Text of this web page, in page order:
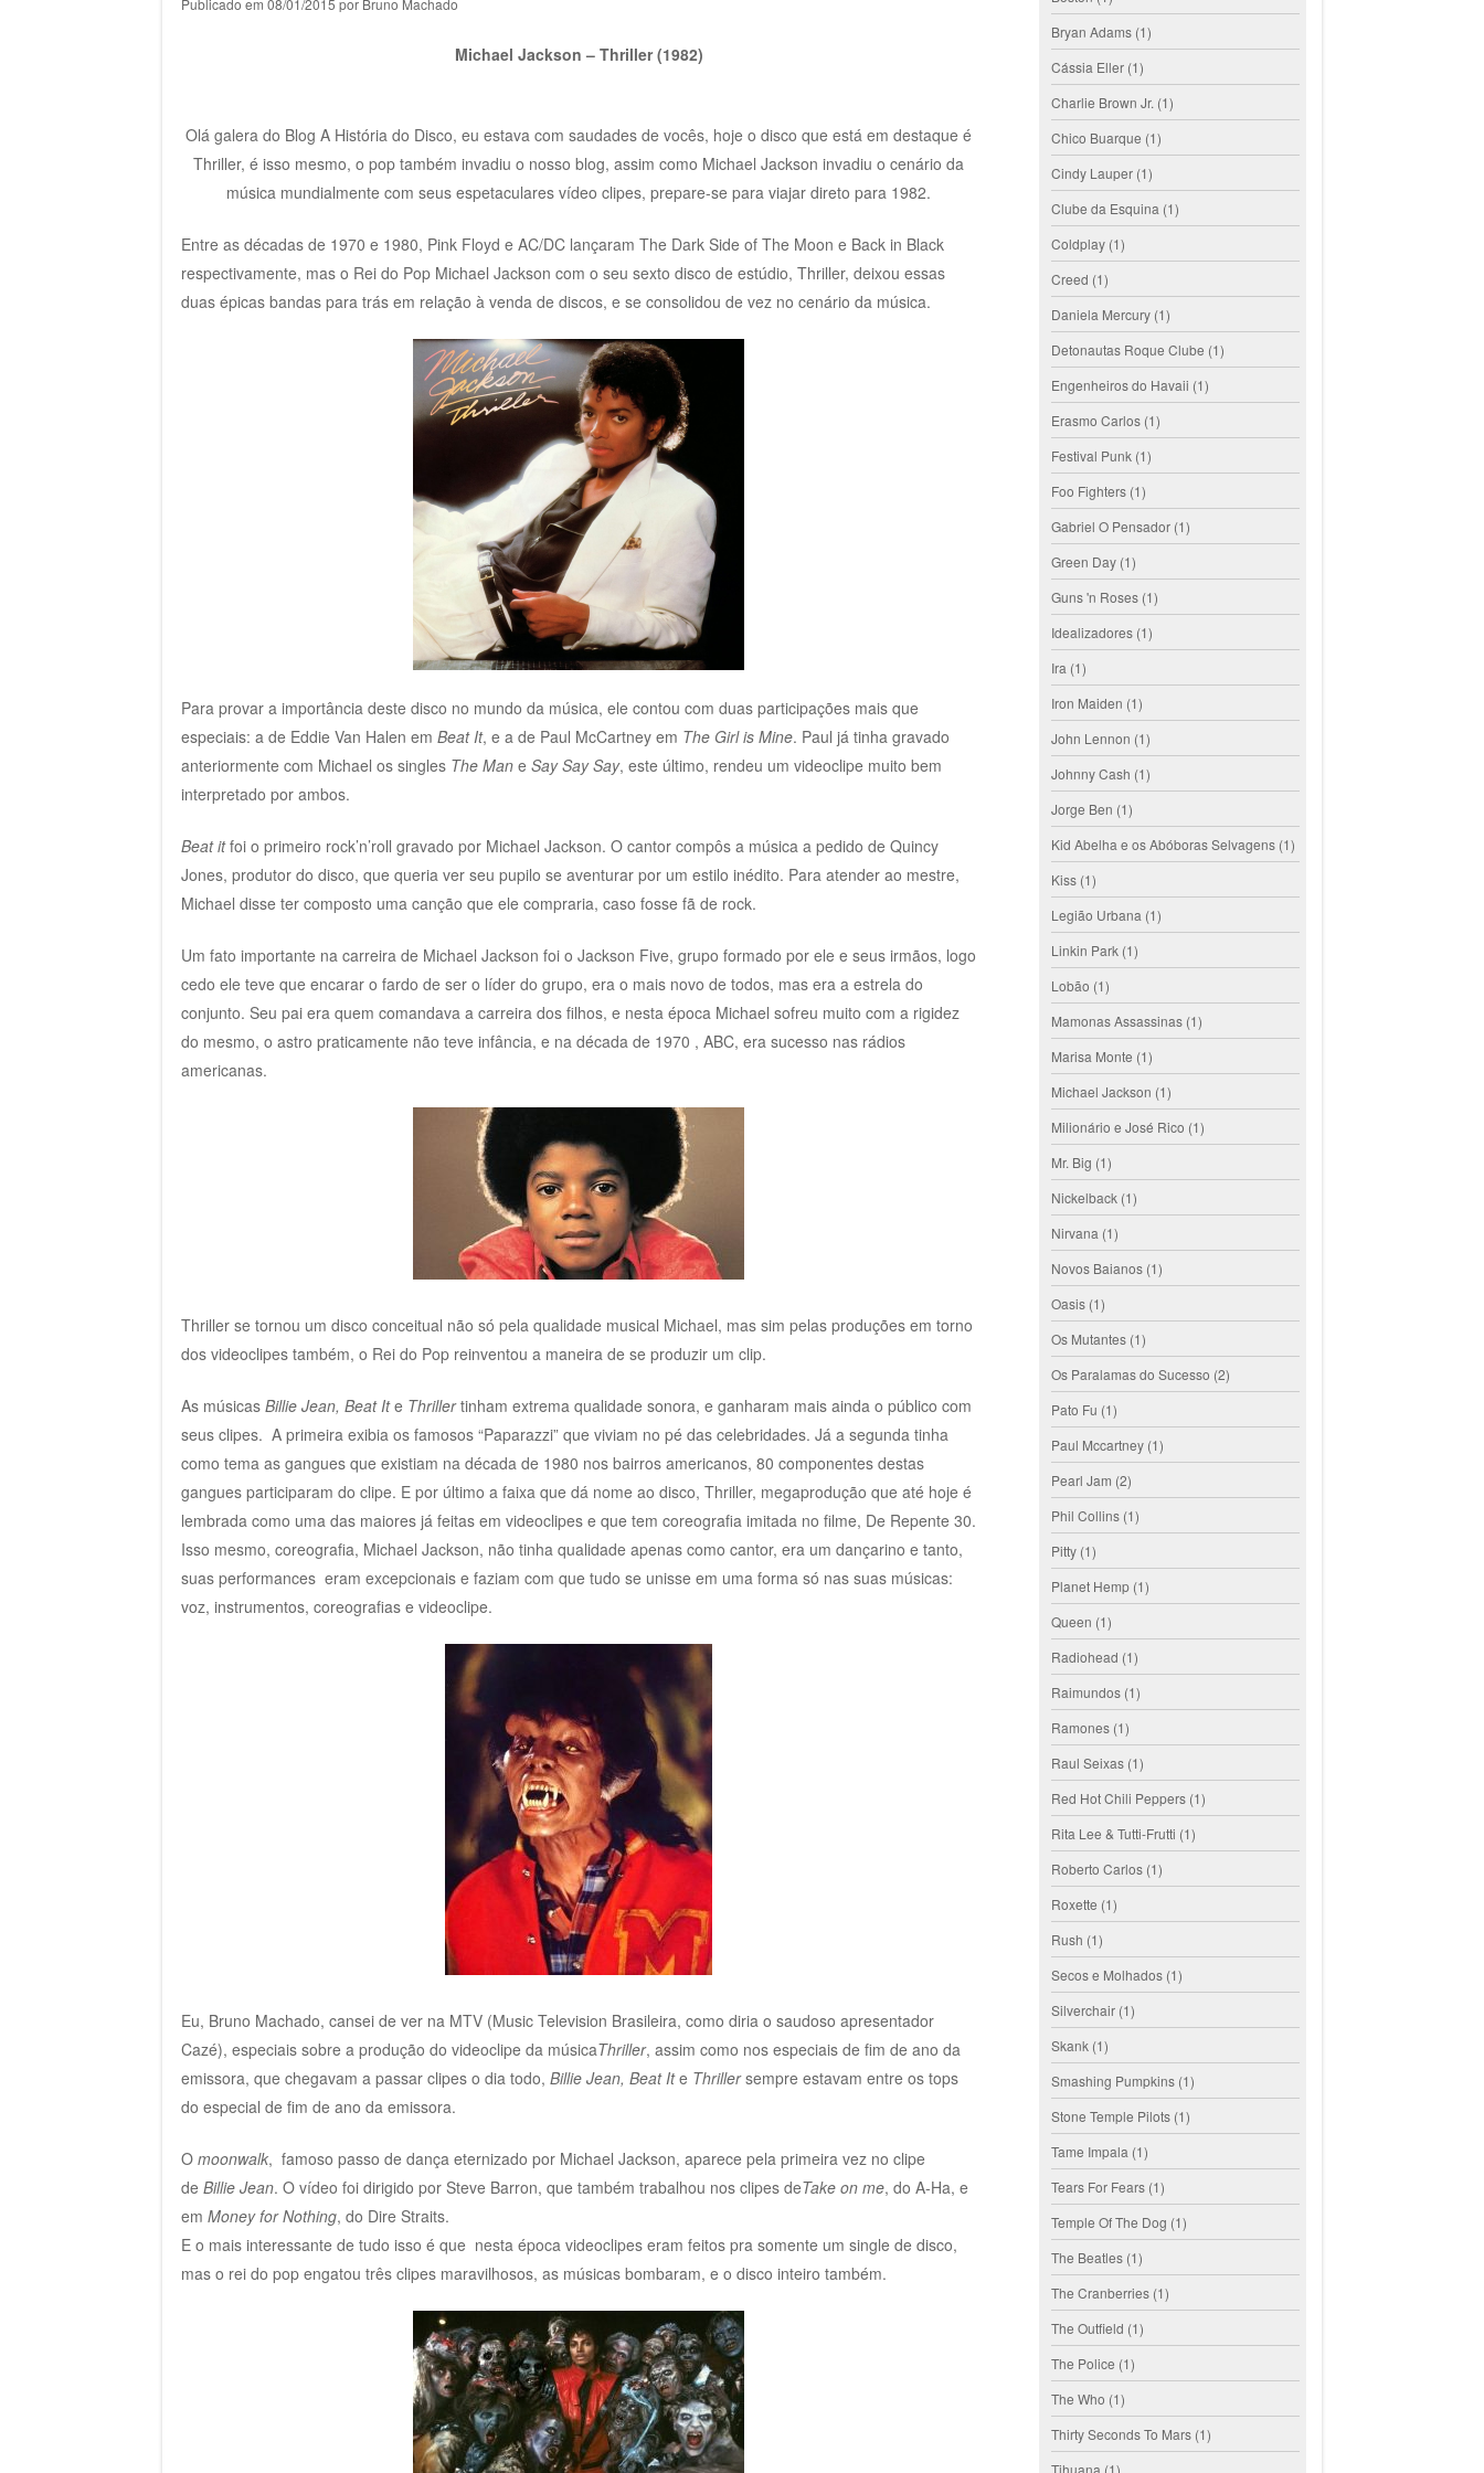
Publicado em 08/01/2015 por Bruno Machado
Michael Jackson – Thriller (1982)
Olá galera do Blog A História do Disco, eu estava com saudades de vocês, hoje o disco que está em destaque é
Thriller, é isso mesmo, o pop também invadiu o nosso blog, assim como Michael Jackson invadiu o cenário da
música mundialmente com seus espetaculares vídeo clipes, prepare-se para viajar direto para 1982.
Entre as décadas de 1970 e 1980, Pink Floyd e AC/DC lançaram The Dark Side of The Moon e Back in Black
respectivamente, mas o Rei do Pop Michael Jackson com o seu sexto disco de estúdio, Thriller, deixou essas
duas épicas bandas para trás em relação à venda de discos, e se consolidou de vez no cenário da música.
Para provar a importância deste disco no mundo da música, ele contou com duas participações mais que
especiais: a de Eddie Van Halen em Beat It, e a de Paul McCartney em The Girl is Mine. Paul já tinha gravado
anteriormente com Michael os singles The Mane Say Say Say, este último, rendeu um videoclipe muito bem
interpretado por ambos.
Beat itfoi o primeiro rock’n’roll gravado por Michael Jackson. O cantor compôs a música a pedido de Quincy
Jones, produtor do disco, que queria ver seu pupilo se aventurar por um estilo inédito. Para atender ao mestre,
Michael disse ter composto uma canção que ele compraria, caso fosse fã de rock.
Um fato importante na carreira de Michael Jackson foi o Jackson Five, grupo formado por ele e seus irmãos, logo
cedo ele teve que encarar o fardo de ser o líder do grupo, era o mais novo de todos, mas era a estrela do
conjunto. Seu pai era quem comandava a carreira dos filhos, e nesta época Michael sofreu muito com a rigidez
do mesmo, o astro praticamente não teve infância, e na década de 1970 , ABC, era sucesso nas rádios
americanas.
Thriller se tornou um disco conceitual não só pela qualidade musical Michael, mas sim pelas produções em torno
dos videoclipes também, o Rei do Pop reinventou a maneira de se produzir um clip.
As músicas Billie Jean, Beat Ite Thrillertinham extrema qualidade sonora, e ganharam mais ainda o público com
seus clipes. A primeira exibia os famosos “Paparazzi” que viviam no pé das celebridades. Já a segunda tinha
como tema as gangues que existiam na década de 1980 nos bairros americanos, 80 componentes destas
gangues participaram do clipe. E por último a faixa que dá nome ao disco, Thriller, megaprodução que até hoje é
lembrada como uma das maiores já feitas em videoclipes e que tem coreografia imitada no filme, De Repente 30.
Isso mesmo, coreografia, Michael Jackson, não tinha qualidade apenas como cantor, era um dançarino e tanto,
suas performances eram excepcionais e faziam com que tudo se unisse em uma forma só nas suas músicas:
voz, instrumentos, coreografias e videoclipe.
Eu, Bruno Machado, cansei de ver na MTV (Music Television Brasileira, como diria o saudoso apresentador
Cazé), especiais sobre a produção do videoclipe da músicaThriller, assim como nos especiais de fim de ano da
emissora, que chegavam a passar clipes o dia todo, Billie Jean, Beat Ite Thrillersempre estavam entre os tops
do especial de fim de ano da emissora.
O moonwalk, famoso passo de dança eternizado por Michael Jackson, aparece pela primeira vez no clipe
de Billie Jean. O vídeo foi dirigido por Steve Barron, que também trabalhou nos clipes deTake on me, do A-Ha, e
em Money for Nothing, do Dire Straits.
E o mais interessante de tudo isso é que nesta época videoclipes eram feitos pra somente um single de disco,
mas o rei do pop engatou três clipes maravilhosos, as músicas bombaram, e o disco inteiro também.
Bryan Adams (1)
Cássia Eller (1)
Charlie Brown Jr. (1)
Chico Buarque (1)
Cindy Lauper (1)
Clube da Esquina (1)
Coldplay (1)
Creed (1)
Daniela Mercury (1)
Detonautas Roque Clube (1)
Engenheiros do Havaii (1)
Erasmo Carlos (1)
Festival Punk (1)
Foo Fighters (1)
Gabriel O Pensador (1)
Green Day (1)
Guns 'n Roses (1)
Idealizadores (1)
Ira (1)
Iron Maiden (1)
John Lennon (1)
Johnny Cash (1)
Jorge Ben (1)
Kid Abelha e os Abóboras Selvagens (1)
Kiss (1)
Legião Urbana (1)
Linkin Park (1)
Lobão (1)
Mamonas Assassinas (1)
Marisa Monte (1)
Michael Jackson (1)
Milionário e José Rico (1)
Mr. Big (1)
Nickelback (1)
Nirvana (1)
Novos Baianos (1)
Oasis (1)
Os Mutantes (1)
Os Paralamas do Sucesso (2)
Pato Fu (1)
Paul Mccartney (1)
Pearl Jam (2)
Phil Collins (1)
Pitty (1)
Planet Hemp (1)
Queen (1)
Radiohead (1)
Raimundos (1)
Ramones (1)
Raul Seixas (1)
Red Hot Chili Peppers (1)
Rita Lee & Tutti-Frutti (1)
Roberto Carlos (1)
Roxette (1)
Rush (1)
Secos e Molhados (1)
Silverchair (1)
Skank (1)
Smashing Pumpkins (1)
Stone Temple Pilots (1)
Tame Impala (1)
Tears For Fears (1)
Temple Of The Dog (1)
The Beatles (1)
The Cranberries (1)
The Outfield (1)
The Police (1)
The Who (1)
Thirty Seconds To Mars (1)
Tihuana (1)